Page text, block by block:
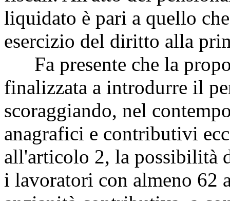
liquidato è pari a quello
esercizio del diritto alla
Fa presente che la
finalizzata a introdurre il
scoraggiando, nel
anagrafici e contributivi
all'articolo 2, la possibilità
i lavoratori con almeno 62